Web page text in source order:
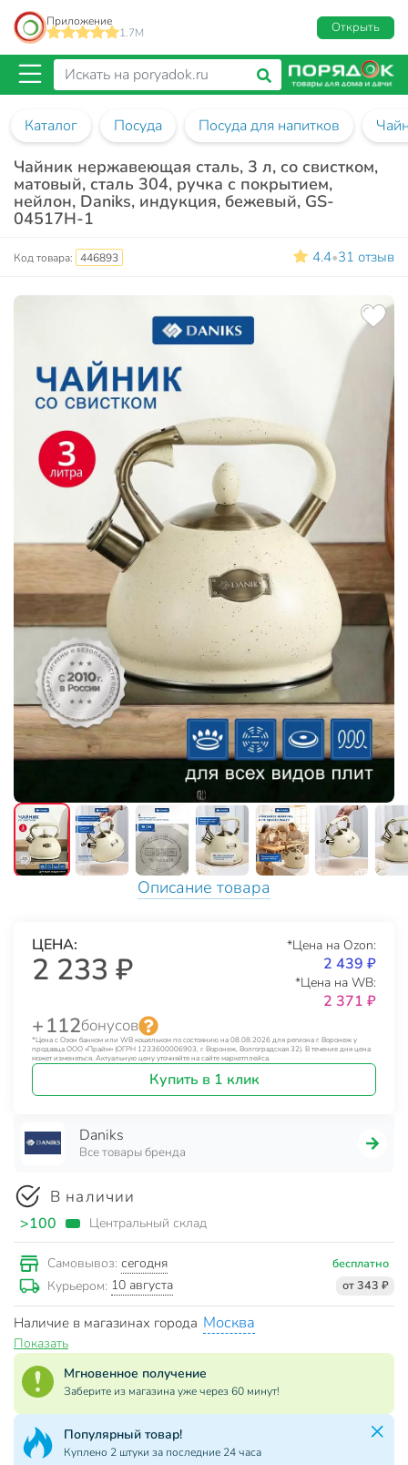
Приложение
1.7M
Открыть
Каталог Посуда Посуда для напитков
Чайник нержавеющая сталь, 3 л, со свистком,
матовый, сталь 304, ручка с покрытием,
нейлон, Daniks, индукция, бежевый, GS-
04517H-1
Код товара: 446893 4.4•31 отзыв
Описание товара
ЦЕНА:
2 233 ₽
*Цена на Ozon:
2 439 ₽
*Цена на WB:
2 371 ₽
+ 112бонусов
*Цена с Озон банком или WB кошельком по состоянию на 08.08.2026 для региона г. Воронеж у
продавца ООО «Прайм» (ОГРН 1233600006903, г. Воронеж, Волгоградская 32). В течение дня цена
может изменяться. Актуальную цену уточняйте на сайте маркетплейса.
Купить в 1 клик
Daniks
Все товары бренда
В наличии
>100 Центральный склад
Самовывоз: сегодня бесплатно
Курьером: 10 августа от 343 ₽
Наличие в магазинах города Москва
Показать
Мгновенное получение
Заберите из магазина уже через 60 минут!
Популярный товар!
Куплено 2 штуки за последние 24 часа